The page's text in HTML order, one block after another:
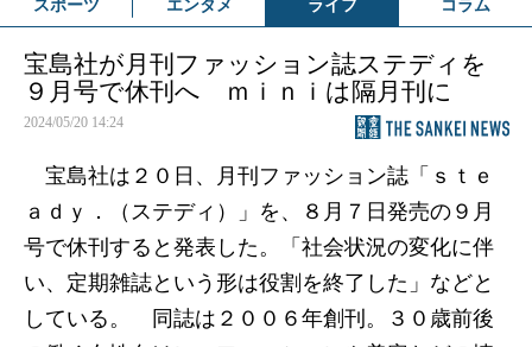
スポーツ エンタメ ライフ コラム
宝島社が月刊ファッション誌ステディを
９月号で休刊へ ｍｉｎｉは隔月刊に
2024/05/20 14:24
宝島社は２０日、月刊ファッション誌「ｓｔｅ
ａｄｙ．（ステディ）」を、８月７日発売の９月
号で休刊すると発表した。「社会状況の変化に伴
い、定期雑誌という形は役割を終了した」などと
している。 同誌は２００６年創刊。３０歳前後